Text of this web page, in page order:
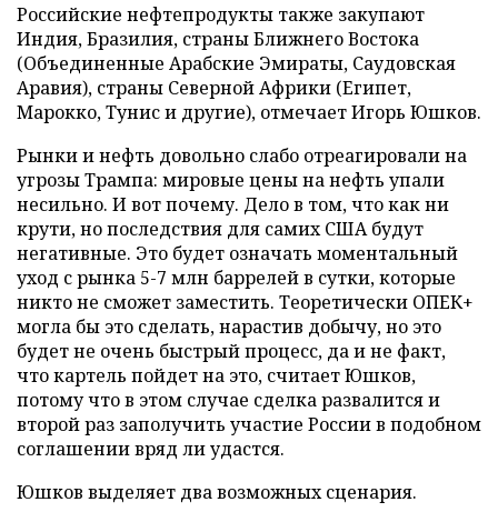
Российские нефтепродукты также закупают
Индия, Бразилия, страны Ближнего Востока
(Объединенные Арабские Эмираты, Саудовская
Аравия), страны Северной Африки (Египет,
Марокко, Тунис и другие), отмечает Игорь Юшков.
Рынки и нефть довольно слабо отреагировали на
угрозы Трампа: мировые цены на нефть упали
несильно. И вот почему. Дело в том, что как ни
крути, но последствия для самих США будут
негативные. Это будет означать моментальный
уход с рынка 5-7 млн баррелей в сутки, которые
никто не сможет заместить. Теоретически ОПЕК+
могла бы это сделать, нарастив добычу, но это
будет не очень быстрый процесс, да и не факт,
что картель пойдет на это, считает Юшков,
потому что в этом случае сделка развалится и
второй раз заполучить участие России в подобном
соглашении вряд ли удастся.
Юшков выделяет два возможных сценария.